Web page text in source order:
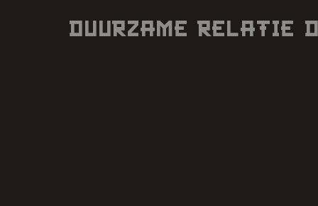
Duurzame relatie